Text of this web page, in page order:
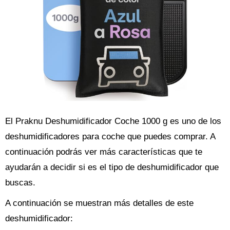
El Praknu Deshumidificador Coche 1000 g es uno de los
deshumidificadores para coche que puedes comprar. A
continuación podrás ver más características que te
ayudarán a decidir si es el tipo de deshumidificador que
buscas.
A continuación se muestran más detalles de este
deshumidificador: